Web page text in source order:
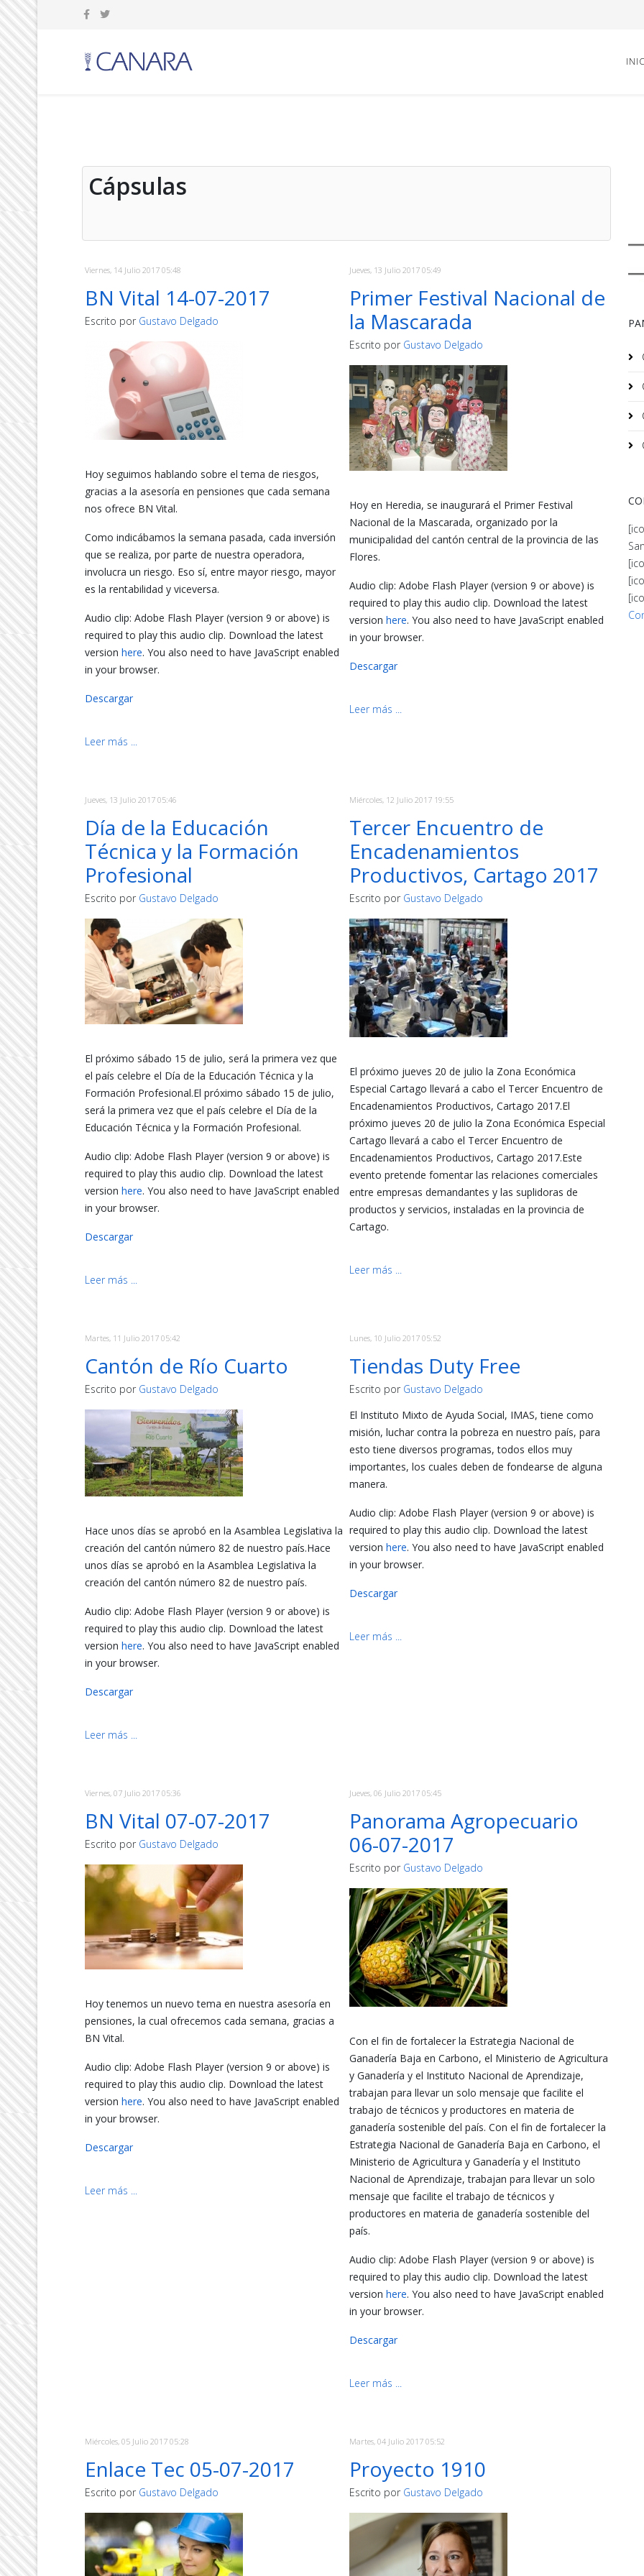
Cápsulas
Viernes, 14 Julio 2017 05:48
BN Vital 14-07-2017
Escrito por Gustavo Delgado
Hoy seguimos hablando sobre el tema de riesgos,
gracias a la asesoría en pensiones que cada semana
nos ofrece BN Vital.
Como indicábamos la semana pasada, cada inversión
que se realiza, por parte de nuestra operadora,
involucra un riesgo. Eso sí, entre mayor riesgo, mayor
es la rentabilidad y viceversa.
Audio clip: Adobe Flash Player (version 9 or above) is
required to play this audio clip. Download the latest
version here. You also need to have JavaScript enabled
in your browser.
Descargar
Leer más ...
Jueves, 13 Julio 2017 05:49
Primer Festival Nacional de
la Mascarada
Escrito por Gustavo Delgado
Hoy en Heredia, se inaugurará el Primer Festival
Nacional de la Mascarada, organizado por la
municipalidad del cantón central de la provincia de las
Flores.
Audio clip: Adobe Flash Player (version 9 or above) is
required to play this audio clip. Download the latest
version here. You also need to have JavaScript enabled
in your browser.
Descargar
Leer más ...
Jueves, 13 Julio 2017 05:46
Día de la Educación
Técnica y la Formación
Profesional
Escrito por Gustavo Delgado
El próximo sábado 15 de julio, será la primera vez que
el país celebre el Día de la Educación Técnica y la
Formación Profesional.El próximo sábado 15 de julio,
será la primera vez que el país celebre el Día de la
Educación Técnica y la Formación Profesional.
Audio clip: Adobe Flash Player (version 9 or above) is
required to play this audio clip. Download the latest
version here. You also need to have JavaScript enabled
in your browser.
Descargar
Leer más ...
Miércoles, 12 Julio 2017 19:55
Tercer Encuentro de
Encadenamientos
Productivos, Cartago 2017
Escrito por Gustavo Delgado
El próximo jueves 20 de julio la Zona Económica
Especial Cartago llevará a cabo el Tercer Encuentro de
Encadenamientos Productivos, Cartago 2017.El
próximo jueves 20 de julio la Zona Económica Especial
Cartago llevará a cabo el Tercer Encuentro de
Encadenamientos Productivos, Cartago 2017.Este
evento pretende fomentar las relaciones comerciales
entre empresas demandantes y las suplidoras de
productos y servicios, instaladas en la provincia de
Cartago.
Leer más ...
Martes, 11 Julio 2017 05:42
Cantón de Río Cuarto
Escrito por Gustavo Delgado
Hace unos días se aprobó en la Asamblea Legislativa la
creación del cantón número 82 de nuestro país.Hace
unos días se aprobó en la Asamblea Legislativa la
creación del cantón número 82 de nuestro país.
Audio clip: Adobe Flash Player (version 9 or above) is
required to play this audio clip. Download the latest
version here. You also need to have JavaScript enabled
in your browser.
Descargar
Leer más ...
Lunes, 10 Julio 2017 05:52
Tiendas Duty Free
Escrito por Gustavo Delgado
El Instituto Mixto de Ayuda Social, IMAS, tiene como
misión, luchar contra la pobreza en nuestro país, para
esto tiene diversos programas, todos ellos muy
importantes, los cuales deben de fondearse de alguna
manera.
Audio clip: Adobe Flash Player (version 9 or above) is
required to play this audio clip. Download the latest
version here. You also need to have JavaScript enabled
in your browser.
Descargar
Leer más ...
Viernes, 07 Julio 2017 05:36
BN Vital 07-07-2017
Escrito por Gustavo Delgado
Hoy tenemos un nuevo tema en nuestra asesoría en
pensiones, la cual ofrecemos cada semana, gracias a
BN Vital.
Audio clip: Adobe Flash Player (version 9 or above) is
required to play this audio clip. Download the latest
version here. You also need to have JavaScript enabled
in your browser.
Descargar
Leer más ...
Jueves, 06 Julio 2017 05:45
Panorama Agropecuario
06-07-2017
Escrito por Gustavo Delgado
Con el fin de fortalecer la Estrategia Nacional de
Ganadería Baja en Carbono, el Ministerio de Agricultura
y Ganadería y el Instituto Nacional de Aprendizaje,
trabajan para llevar un solo mensaje que facilite el
trabajo de técnicos y productores en materia de
ganadería sostenible del país. Con el fin de fortalecer la
Estrategia Nacional de Ganadería Baja en Carbono, el
Ministerio de Agricultura y Ganadería y el Instituto
Nacional de Aprendizaje, trabajan para llevar un solo
mensaje que facilite el trabajo de técnicos y
productores en materia de ganadería sostenible del
país.
Audio clip: Adobe Flash Player (version 9 or above) is
required to play this audio clip. Download the latest
version here. You also need to have JavaScript enabled
in your browser.
Descargar
Leer más ...
Miércoles, 05 Julio 2017 05:28
Enlace Tec 05-07-2017
Escrito por Gustavo Delgado
Martes, 04 Julio 2017 05:52
Proyecto 1910
Escrito por Gustavo Delgado